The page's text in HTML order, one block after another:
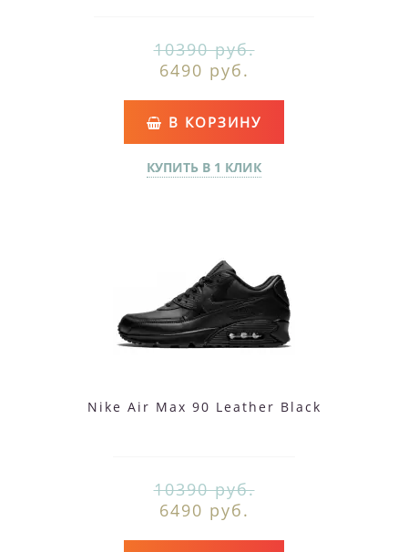
10390 руб.
6490 руб.
В КОРЗИНУ
КУПИТЬ В 1 КЛИК
Nike Air Max 90 Leather Black
10390 руб.
6490 руб.